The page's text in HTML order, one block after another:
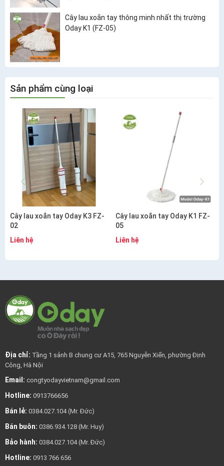
Cây lau xoắn tay thông minh nhất thị trường
Oday K1 (FZ-05)
Sản phẩm cùng loại
Cây lau xoắn tay Oday K3 FZ-
02
Liên hệ
Cây lau xoắn tay Oday K1 FZ-
05
Liên hệ
Địa chỉ: Tầng 1 sảnh B chung cư A15, 765 Nguyễn Xiển, phường Định
Công, Hà Nội
Email: congtyodayvietnam@gmail.com
Hotline: 0913766656
Bán lẻ: 0384.027.104 (Mr. Đức)
Bán buôn: 0386.934.128 (Mr. Huy)
Bảo hành: 0384.027.104 (Mr. Đức)
Hotline: 0913 766 656